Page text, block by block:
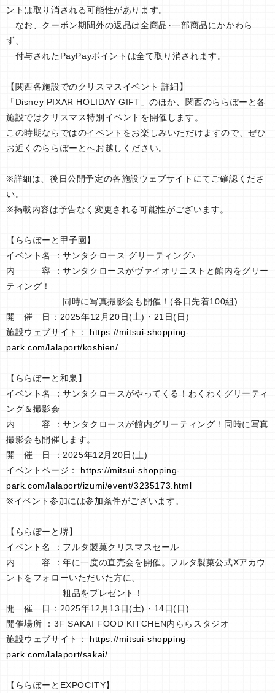
ントは取り消される可能性があります。
なお、クーポン期間外の返品は全商品･一部商品にかかわら
ず、
付与されたPayPayポイントは全て取り消されます。
【関西各施設でのクリスマスイベント 詳細】
「Disney PIXAR HOLIDAY GIFT」のほか、関西のららぽーと各
施設ではクリスマス特別イベントを開催します。
この時期ならではのイベントをお楽しみいただけますので、ぜひ
お近くのららぽーとへお越しください。
※詳細は、後日公開予定の各施設ウェブサイトにてご確認くださ
い。
※掲載内容は予告なく変更される可能性がございます。
【ららぽーと甲子園】
イベント名 ：サンタクロース グリーティング♪
内 容 ：サンタクロースがヴァイオリニストと館内をグリー
ティング！
同時に写真撮影会も開催！(各日先着100組)
開 催 日：2025年12月20日(土)・21日(日)
施設ウェブサイト： https://mitsui-shopping-
park.com/lalaport/koshien/
【ららぽーと和泉】
イベント名 ：サンタクロースがやってくる！わくわくグリーティ
ング＆撮影会
内 容 ：サンタクロースが館内グリーティング！同時に写真
撮影会も開催します。
開 催 日 ：2025年12月20日(土)
イベントページ： https://mitsui-shopping-
park.com/lalaport/izumi/event/3235173.html
※イベント参加には参加条件がございます。
【ららぽーと堺】
イベント名 ：フルタ製菓クリスマスセール
内 容 ：年に一度の直売会を開催。フルタ製菓公式Xアカウ
ントをフォローいただいた方に、
粗品をプレゼント！
開 催 日：2025年12月13日(土)・14日(日)
開催場所 ：3F SAKAI FOOD KITCHEN内ららスタジオ
施設ウェブサイト： https://mitsui-shopping-
park.com/lalaport/sakai/
【ららぽーとEXPOCITY】